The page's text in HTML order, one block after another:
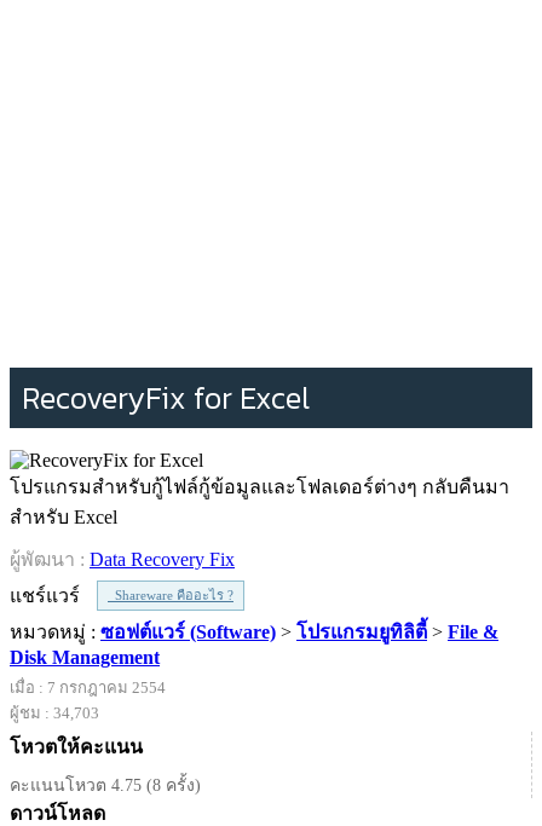
RecoveryFix for Excel
โปรแกรมสำหรับกู้ไฟล์กู้ข้อมูลและโฟลเดอร์ต่างๆ กลับคืนมา
สำหรับ Excel
ผู้พัฒนา : Data Recovery Fix
แชร์แวร์
Shareware คืออะไร ?
หมวดหมู่ : ซอฟต์แวร์ (Software) > โปรแกรมยูทิลิตี้ > File &
Disk Management
เมื่อ : 7 กรกฎาคม 2554
ผู้ชม : 34,703
โหวตให้คะแนน
คะแนนโหวต 4.75 (8 ครั้ง)
ดาวน์โหลด